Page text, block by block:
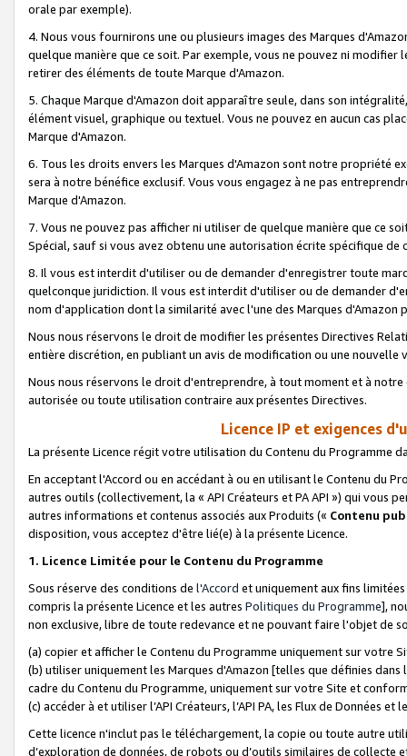
orale par exemple).
4. Nous vous fournirons une ou plusieurs images des Marques
quelque manière que ce soit. Par exemple, vous ne pouvez ni
retirer des éléments de toute Marque d'Amazon.
5. Chaque Marque d'Amazon doit apparaître seule, dans son
élément visuel, graphique ou textuel. Vous ne pouvez en aucun cas
Marque d'Amazon.
6. Tous les droits envers les Marques d'Amazon sont notre propriété
sera à notre bénéfice exclusif. Vous vous engagez à ne pas
Marque d'Amazon.
7. Vous ne pouvez pas afficher ni utiliser de quelque manière que ce
Spécial, sauf si vous avez obtenu une autorisation écrite spécifique de
8. Il vous est interdit d'utiliser ou de demander d'enregistrer toute
quelconque juridiction. Il vous est interdit d'utiliser ou de demander
nom d'application dont la similarité avec l'une des Marques
Nous nous réservons le droit de modifier les présentes Directives
entière discrétion, en publiant un avis de modification ou une nouvelle
Nous nous réservons le droit d'entreprendre, à tout moment et à
autorisée ou toute utilisation contraire aux présentes Directives.
Licence IP et exigences
La présente Licence régit votre utilisation du Contenu du Programme
En acceptant l'Accord ou en accédant à ou en utilisant le Contenu du
autres outils (collectivement, la « API Créateurs et PA API ») qui vous
autres informations et contenus associés aux Produits (« Contenu
disposition, vous acceptez d'être lié(e) à la présente Licence.
1. Licence Limitée pour le Contenu du Programme
Sous réserve des conditions de l'Accord et uniquement aux fins
compris la présente Licence et les autres Politiques du Programme],
non exclusive, libre de toute redevance et ne pouvant faire l'objet de
(a) copier et afficher le Contenu du Programme uniquement sur votre
(b) utiliser uniquement les Marques d'Amazon [telles que définies dans
cadre du Contenu du Programme, uniquement sur votre Site et
(c) accéder à et utiliser l’API Créateurs, l’API PA, les Flux de Données
Cette licence n'inclut pas le téléchargement, la copie ou toute autre
d’exploration de données, de robots ou d’outils similaires de